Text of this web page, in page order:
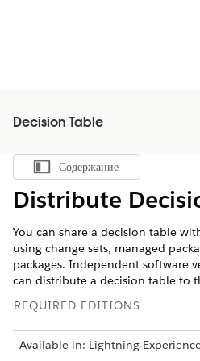
Decision Table
Показать содержание
Содержание
Distribute
You can share a decision table
using change sets, managed
packages. Independent software
can distribute a decision table to
REQUIRED EDITIONS
Available in: Lightning